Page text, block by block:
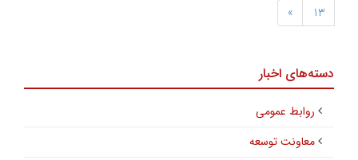
13
»
دسته‌های اخبار
روابط عمومی
معاونت توسعه